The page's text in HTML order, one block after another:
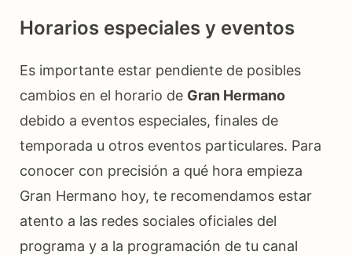
Horarios especiales y eventos
Es importante estar pendiente de posibles
cambios en el horario de Gran Hermano
debido a eventos especiales, finales de
temporada u otros eventos particulares. Para
conocer con precisión a qué hora empieza
Gran Hermano hoy, te recomendamos estar
atento a las redes sociales oficiales del
programa y a la programación de tu canal